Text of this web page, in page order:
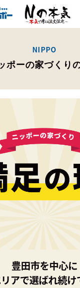
NIPPO
ポーの家づくり
豊田市を中心に
アで選ばれ続け